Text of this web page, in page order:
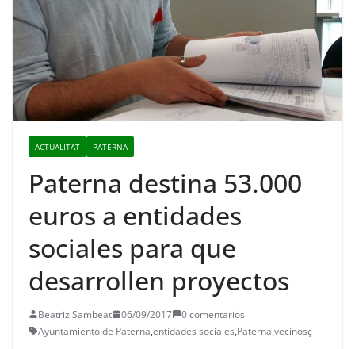
ACTUALITAT PATERNA
Paterna destina 53.000
euros a entidades
sociales para que
desarrollen proyectos
Beatriz Sambeat 06/09/2017
0 comentarios
Ayuntamiento de Paterna,entidades sociales,Paterna,vecinosç